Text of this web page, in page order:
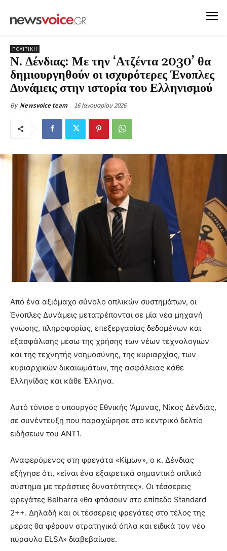
ΠΟΛΙΤΙΚΗ
Ν. Δένδιας: Με την ‘Ατζέντα 2030’ θα
δημιουργηθούν οι ισχυρότερες Ένοπλες
Δυνάμεις στην ιστορία του Ελληνισμού
By Newsvoice team 16 Ιανουαρίου 2026
Από ένα αξιόμαχο σύνολο οπλικών συστημάτων, οι
Ένοπλες Δυνάμεις μετατρέπονται σε μία νέα μηχανή
γνώσης, πληροφορίας, επεξεργασίας δεδομένων και
εξασφάλισης μέσω της χρήσης των νέων τεχνολογιών
και της τεχνητής νοημοσύνης, της κυριαρχίας, των
κυριαρχικών δικαιωμάτων, της ασφάλειας κάθε
Ελληνίδας και κάθε Έλληνα.
Αυτό τόνισε ο υπουργός Εθνικής ‘Αμυνας, Νίκος Δένδιας,
σε συνέντευξη που παραχώρησε στο κεντρικό δελτίο
ειδήσεων του ΑΝΤ1.
Αναφερόμενος στη φρεγάτα «Κίμων», ο κ. Δένδιας
εξήγησε ότι, «είναι ένα εξαιρετικά σημαντικό οπλικό
σύστημα με τεράστιες δυνατότητες». Οι τέσσερεις
φρεγάτες Belharra «θα φτάσουν στο επίπεδο Standard
2++. Δηλαδή και οι τέσσερεις φρεγάτες στο τέλος της
μέρας θα φέρουν στρατηγικά όπλα και ειδικά τον νέο
πύραυλο ELSA» διαβεβαίωσε.